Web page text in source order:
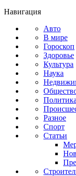
Навигация
Авто
В мире
Гороскоп
Здоровье
Культура
Наука
Политика
Разное
Спорт
Статьи